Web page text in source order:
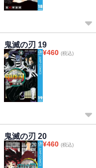
鬼滅の刃 19
¥460 (税込)
鬼滅の刃 20
¥460 (税込)